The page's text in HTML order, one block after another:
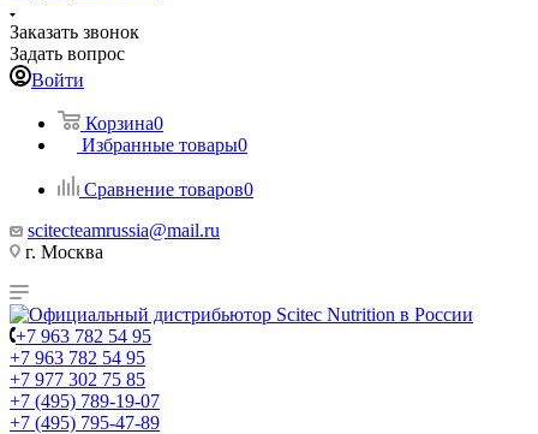
Заказать звонок
Задать вопрос
Войти
Корзина0
Избранные товары0
Сравнение товаров0
scitecteamrussia@mail.ru
г. Москва
+7 963 782 54 95
+7 963 782 54 95
+7 977 302 75 85
+7 (495) 789-19-07
+7 (495) 795-47-89